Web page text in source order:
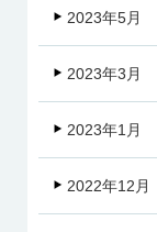
2023年5月
2023年3月
2023年1月
2022年12月